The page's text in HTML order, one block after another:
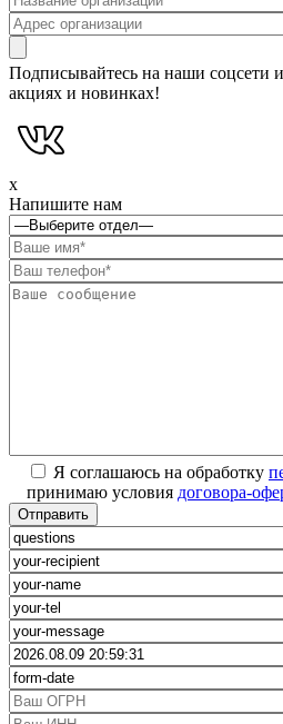
Подписывайтесь на наши соцсети
акциях и новинках!
x
Напишите нам
Я соглашаюсь на обработку
принимаю условия договора-